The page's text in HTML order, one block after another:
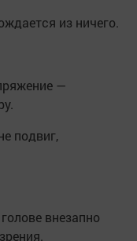
из ничего.
—
подвиг,
внезапно